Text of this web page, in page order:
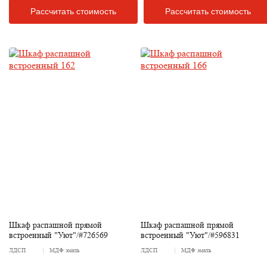
Рассчитать стоимость Рассчитать стоимость
Шкаф распашной прямой
встроенный "Уют"/#726569
ЛДСП МДФ эмаль
Шкаф распашной прямой
встроенный "Уют"/#596831
ЛДСП МДФ эмаль